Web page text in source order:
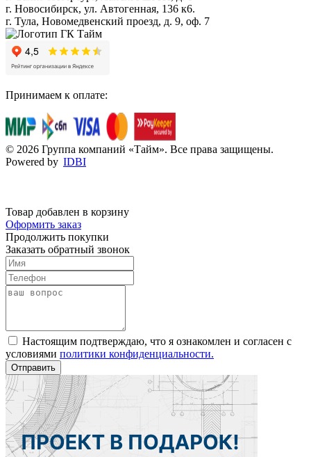
г. Новосибирск, ул. Автогенная, 136 к6.
г. Тула, Новомедвенский проезд, д. 9, оф. 7
Принимаем к оплате:
© 2026 Группа компаний «Тайм». Все права защищены.
Powered by IDBI
Товар добавлен в корзину
Оформить заказ
Продолжить покупки
Заказать обратный звонок
Настоящим подтверждаю, что я ознакомлен и согласен с
условиями политики конфиденциальности.
Отправить